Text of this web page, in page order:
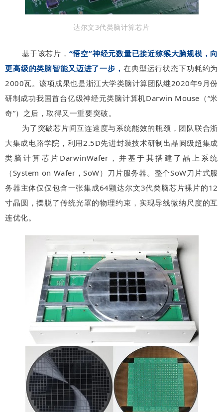
达尔文3代类脑计算芯片
基于该芯片， “悟空”神经元数量已接近猕猴大脑规模，向
更高级的类脑智能又迈进了一步， 在典型运行状态下功耗约为
2000瓦。该项成果也是浙江大学类脑计算团队继2020年9月份
研制成功我国首台亿级神经元类脑计算机Darwin Mouse（“米
奇”）之后，取得又一重要突破。
为了突破芯片间互连速度与系统能效的瓶颈，团队联合浙
大集成电路学院，利用2.5D先进封装技术研制出晶圆级超集成
类脑计算芯片DarwinWafer，并基于其搭建了晶上系统
（System on Wafer，SoW）刀片服务器。 整个SoW刀片式服
务器主体仅仅包含一张集成64颗达尔文3代类脑芯片裸片的12
寸晶圆，摆脱了传统光罩的物理约束，实现导线微纳尺度的互
连优化。